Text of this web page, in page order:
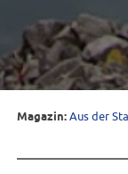
Magazin:Aus der